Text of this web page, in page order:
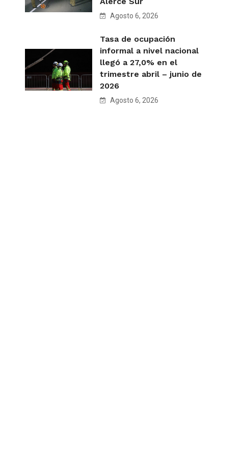
Agosto 6, 2026
Tasa de ocupación
informal a nivel nacional
llegó a 27,0% en el
trimestre abril – junio de
2026
Agosto 6, 2026